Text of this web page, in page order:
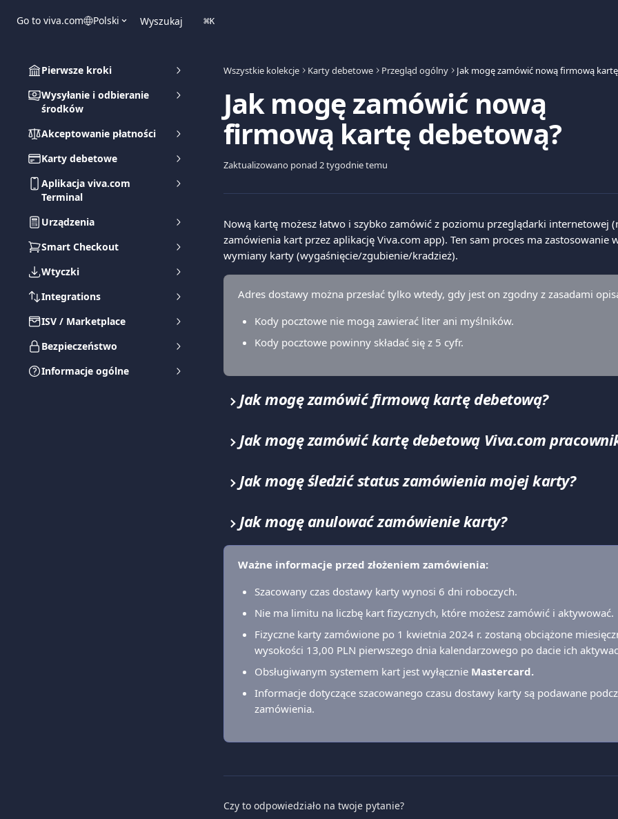
Go to viva.com Polski Wyszukaj ⌘K
Pierwsze kroki
Wysyłanie i odbieranie
środków
Akceptowanie płatności
Karty debetowe
Aplikacja viva.com
Terminal
Urządzenia
Smart Checkout
Wtyczki
Integrations
ISV / Marketplace
Bezpieczeństwo
Informacje ogólne
Wszystkie kolekcje Karty debetowe Przegląd ogólny
Jak mogę zamówić nową
firmową kartę debetową?
Zaktualizowano ponad 2 tygodnie temu
Nową kartę możesz łatwo i szybko zamówić z poziomu przeglądarki internetowej
zamówienia kart przez aplikację Viva.com app). Ten sam proces ma zastosowanie
wymiany karty (wygaśnięcie/zgubienie/kradzież).
Adres dostawy można przesłać tylko wtedy, gdy jest on zgodny z zasadami
Kody pocztowe nie mogą zawierać liter ani myślników.
Kody pocztowe powinny składać się z 5 cyfr.
Jak mogę zamówić firmową kartę debetową?
Jak mogę zamówić kartę debetową Viva.com
Jak mogę śledzić status zamówienia mojej karty?
Jak mogę anulować zamówienie karty?
Ważne informacje przed złożeniem zamówienia:
Szacowany czas dostawy karty wynosi 6 dni roboczych.
Nie ma limitu na liczbę kart fizycznych, które możesz zamówić i aktywować.
Fizyczne karty zamówione po 1 kwietnia 2024 r. zostaną obciążone
wysokości 13,00 PLN pierwszego dnia kalendarzowego po dacie ich
Obsługiwanym systemem kart jest wyłącznie Mastercard.
Informacje dotyczące szacowanego czasu dostawy karty są podawane
zamówienia.
Czy to odpowiedziało na twoje pytanie?